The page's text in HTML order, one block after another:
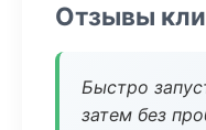
Отзывы
Быстро
затем без